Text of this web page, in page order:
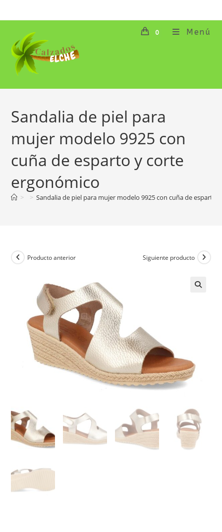
al
contenido
0 Menú
Sandalia de piel para
mujer modelo 9925 con
cuña de esparto y corte
ergonómico
> > Sandalia de piel para mujer modelo 9925 con cuña de esparto
Producto anterior Siguiente producto